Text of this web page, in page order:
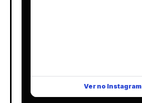
Ver no Instagram